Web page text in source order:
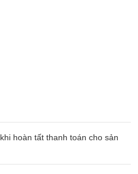
khi hoàn tất thanh toán cho sản